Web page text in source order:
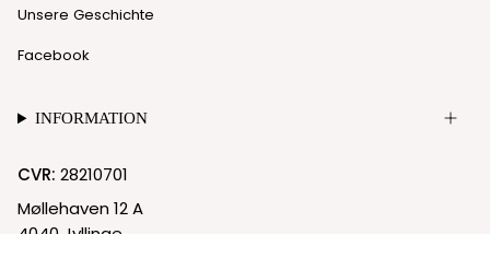
Unsere Geschichte
Facebook
INFORMATION
CVR: 28210701
Møllehaven 12 A
4040 Jyllinge